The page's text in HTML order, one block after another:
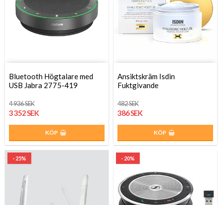
Bluetooth Högtalare med
USB Jabra 2775-419
4 936 SEK
3 352 SEK
KÖP
Ansiktskräm Isdin
Fuktgivande
482 SEK
386 SEK
KÖP
- 25% - 20%